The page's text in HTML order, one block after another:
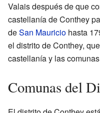
Valais después de que
castellanía de Conthey
deSan Mauricio hasta
el distrito de Conthey,
castellanía y las
Comunas del